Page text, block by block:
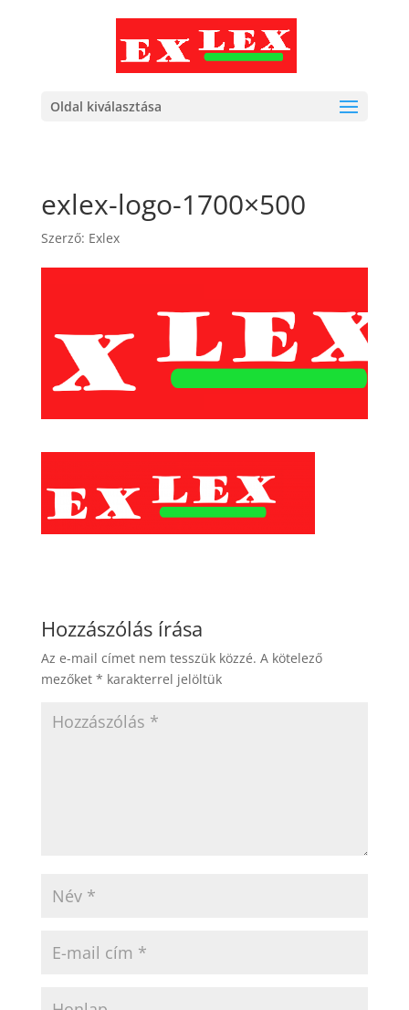
Oldal kiválasztása
exlex-logo-1700×500
Szerző: Exlex
Hozzászólás írása
Az e-mail címet nem tesszük közzé. A kötelező
mezőket * karakterrel jelöltük